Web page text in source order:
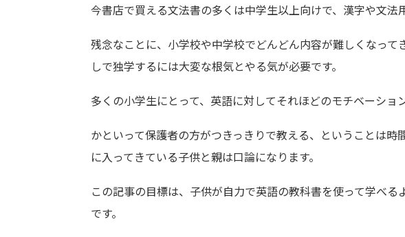
今書店で買える文法書の多くは中学生以上向けで、漢字や文法
残念なことに、小学校や中学校でどんどん内容が難しくなっ
しで独学するには大変な根気とやる気が必要です。
多くの小学生にとって、英語に対してそれほどのモチベーショ
かといって保護者の方がつきっきりで教える、ということは
に入ってきている子供と親は口論になります。
この記事の目標は、子供が自力で英語の教科書を使って学べ
です。